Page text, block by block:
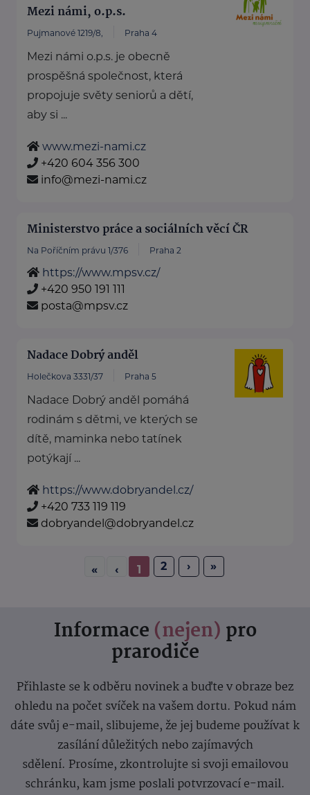
Mezi námi, o.p.s.
Pujmanové 1219/8, Praha 4
Mezi námi o.p.s. je obecně
prospěšná společnost, která
propojuje světy seniorů a dětí,
aby si ...
www.mezi-nami.cz
+420 604 356 300
info@mezi-nami.cz
Ministerstvo práce a sociálních věcí ČR
Na Poříčním právu 1/376 Praha 2
https://www.mpsv.cz/
+420 950 191 111
posta@mpsv.cz
Nadace Dobrý anděl
Holečkova 3331/37 Praha 5
Nadace Dobrý anděl pomáhá
rodinám s dětmi, ve kterých se
dítě, maminka nebo tatínek
potýkají ...
https://www.dobryandel.cz/
+420 733 119 119
dobryandel@dobryandel.cz
« ‹ 1 2 › »
Informace (nejen) pro
prarodiče
Přihlaste se k odběru novinek a buďte v obraze bez
ohledu na počet svíček na vašem dortu. Pokud nám
dáte svůj e-mail, slibujeme, že jej budeme používat k
zasílání důležitých nebo zajímavých
sdělení. Prosíme, zkontrolujte si svoji emailovou
schránku, kam jsme poslali potvrzovací e-mail.